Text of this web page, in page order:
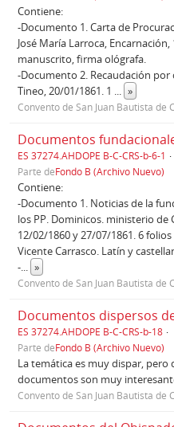
Contiene:
-Documento 1. Carta de
José María Larroca,
manuscrito, firma ológrafa.
-Documento 2. Recaudación
Tineo, 20/01/1861. 1 ... »
Convento de San Juan Bautista de
Documentos
ES 37274.AHDOPE B-C-CRS-b-6-1
Parte deFondo B (Archivo Nuevo)
Contiene:
-Documento 1. Noticias de la
los PP. Dominicos. ministerio de
12/02/1860 y 27/07/1861. 6
Vicente Carrasco. Latín y
-... »
Convento de San Juan Bautista de
ES 37274.AHDOPE B-C-CRS-b-18
Parte deFondo B (Archivo Nuevo)
La temática es muy dispar,
documentos son muy
Convento de San Juan Bautista de